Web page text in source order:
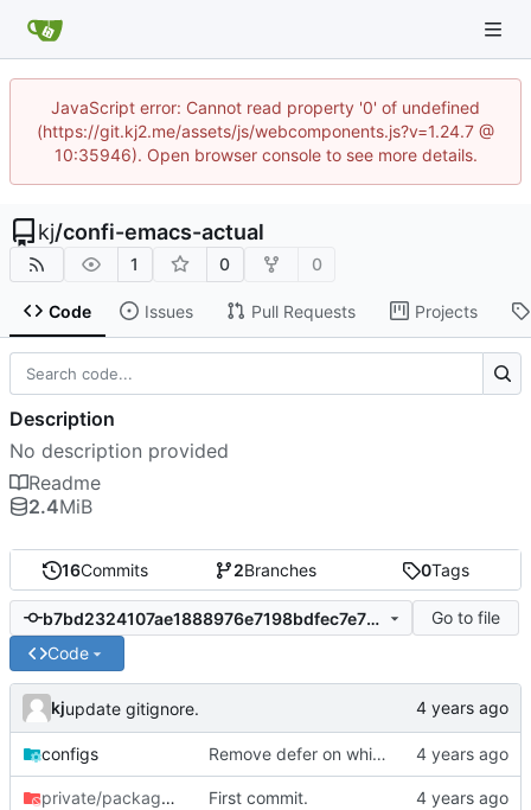
JavaScript error: Cannot read property '0' of undefined
(https://git.kj2.me/assets/js/webcomponents.js?v=1.24.7 @
10:35946). Open browser console to see more details.
kj/confi-emacs-actual
1 0 0
Code Issues Pull Requests Projects
16Commits 2Branches 0Tags
b7bd2324107ae1888976e7198bdfec7e785dec35
Go to file
Code
kjupdate gitignore.
configs Remove defer on which-key.
private/packages /php-doc-block
First commit.
Description
No description provided
Readme
2.4MiB